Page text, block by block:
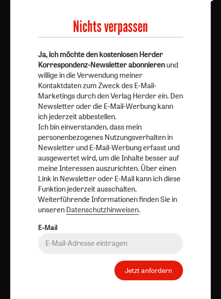
Korrespondenz-Newsletter abonnieren
die Verwendung meiner Kontaktdaten zum Zweck des E-
Mail-Marketings durch den Verlag Herder ein. Den
Newsletter oder die E-Mail-Werbung kann ich jederzeit
abbestellen.
Ich bin einverstanden, dass mein personenbezogenes
Nutzungsverhalten in Newsletter und E-Mail-Werbung
erfasst und ausgewertet wird, um die Inhalte besser auf
meine Interessen auszurichten. Über einen Link in
Newsletter oder E-Mail kann ich diese Funktion jederzeit
ausschalten.
Weiterführende Informationen finden Sie in unseren
Datenschutzhinweisen.
Nichts verpassen
Ja, ich möchte den kostenlosen Herder
Korrespondenz-Newsletter abonnieren und
willige in die Verwendung meiner
Kontaktdaten zum Zweck des E-Mail-
Marketings durch den Verlag Herder ein. Den
Newsletter oder die E-Mail-Werbung kann
ich jederzeit abbestellen.
Ich bin einverstanden, dass mein
personenbezogenes Nutzungsverhalten in
Newsletter und E-Mail-Werbung erfasst und
ausgewertet wird, um die Inhalte besser auf
meine Interessen auszurichten. Über einen
Link in Newsletter oder E-Mail kann ich diese
Funktion jederzeit ausschalten.
Weiterführende Informationen finden Sie in
unseren Datenschutzhinweisen.
E-Mail
Jetzt anfordern